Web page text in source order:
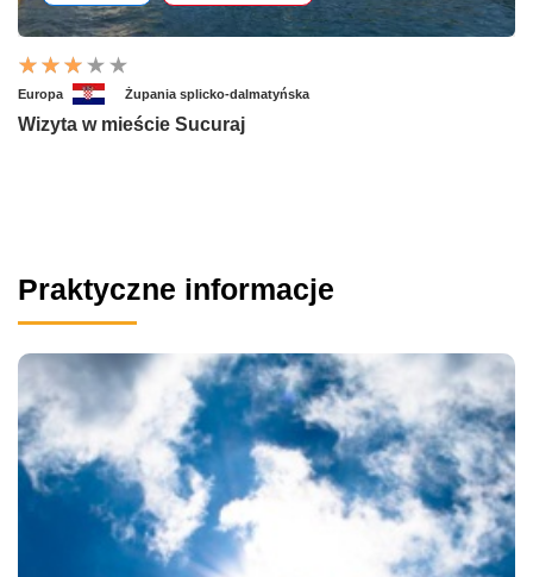
Europa Żupania splicko-dalmatyńska
Wizyta w mieście Sucuraj
Praktyczne informacje